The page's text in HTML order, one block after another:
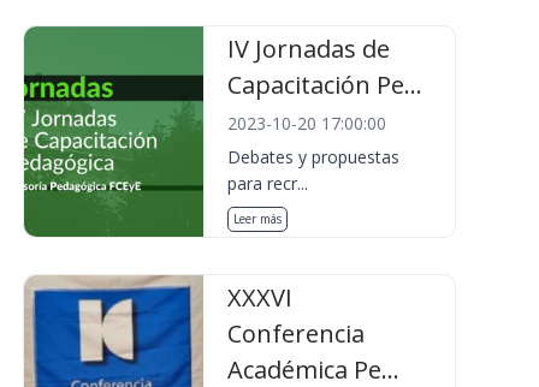
IV Jornadas de
Capacitación Pe...
2023-10-20 17:00:00
Debates y propuestas
para recr...
Leer más
XXXVI
Conferencia
Académica Pe...